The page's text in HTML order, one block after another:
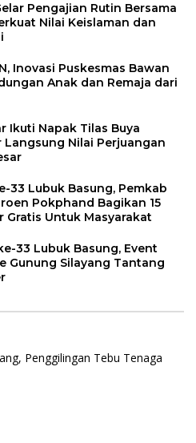
Pengajian Rutin Bersama
Nilai Keislaman dan
Inovasi Puskesmas Bawan
Anak dan Remaja dari
Ikuti Napak Tilas Buya
Langsung Nilai Perjuangan
33 Lubuk Basung, Pemkab
Pokphand Bagikan 15
Gratis Untuk Masyarakat
33 Lubuk Basung, Event
Gunung Silayang Tantang
Penggilingan Tebu Tenaga